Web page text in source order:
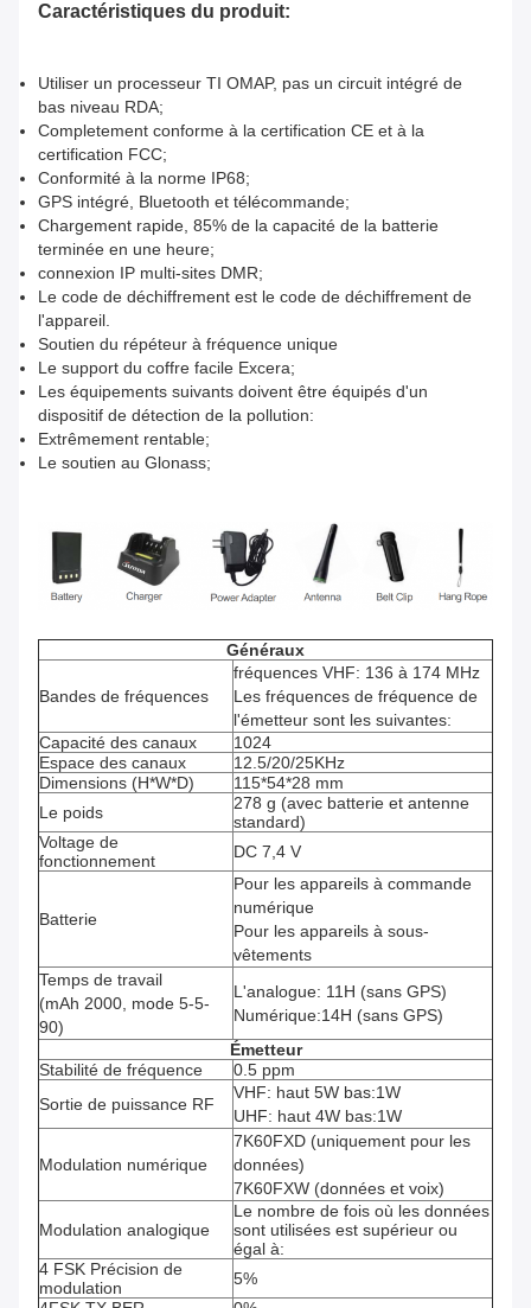
Caractéristiques du produit:
Utiliser un processeur TI OMAP, pas un circuit intégré de
bas niveau RDA;
Completement conforme à la certification CE et à la
certification FCC;
Conformité à la norme IP68;
GPS intégré, Bluetooth et télécommande;
Chargement rapide, 85% de la capacité de la batterie
terminée en une heure;
connexion IP multi-sites DMR;
Le code de déchiffrement est le code de déchiffrement de
l'appareil.
Soutien du répéteur à fréquence unique
Le support du coffre facile Excera;
Les équipements suivants doivent être équipés d'un
dispositif de détection de la pollution:
Extrêmement rentable;
Le soutien au Glonass;
Généraux
Bandes de fréquences
fréquences VHF: 136 à 174 MHz
Les fréquences de fréquence de
l'émetteur sont les suivantes:
Capacité des canaux
1024
Espace des canaux
12.5/20/25KHz
Dimensions (H*W*D)
115*54*28 mm
Le poids
278 g (avec batterie et antenne
standard)
Voltage de
fonctionnement
DC 7,4 V
Batterie
Pour les appareils à commande
numérique
Pour les appareils à sous-
vêtements
Temps de travail
(mAh 2000, mode 5-5-
90)
L'analogue: 11H (sans GPS)
Numérique:14H (sans GPS)
Émetteur
Stabilité de fréquence
0.5 ppm
Sortie de puissance RF
VHF: haut 5W bas:1W
UHF: haut 4W bas:1W
Modulation numérique
7K60FXD (uniquement pour les
données)
7K60FXW (données et voix)
Modulation analogique
Le nombre de fois où les données
sont utilisées est supérieur ou
égal à:
4 FSK Précision de
modulation
5%